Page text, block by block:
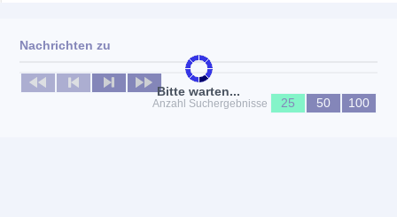
Bitte warten...
Nachrichten zu
Keine News verfügbar
Anzahl Suchergebnisse
25 50 100